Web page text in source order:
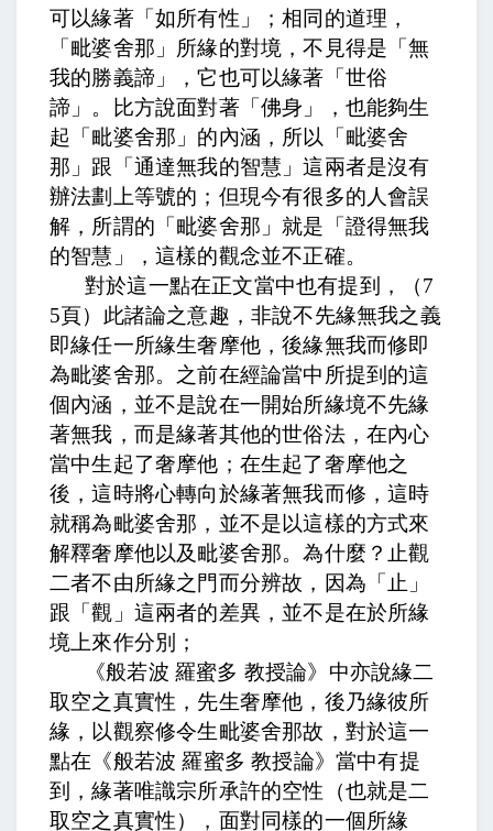
可以緣著「如所有性」；相同的道理，
「毗婆舍那」所緣的對境，不見得是「無
我的勝義諦」，它也可以緣著「世俗
諦」。比方說面對著「佛身」，也能夠生
起「毗婆舍那」的內涵，所以「毗婆舍
那」跟「通達無我的智慧」這兩者是沒有
辦法劃上等號的；但現今有很多的人會誤
解，所謂的「毗婆舍那」就是「證得無我
的智慧」，這樣的觀念並不正確。
對於這一點在正文當中也有提到，
（7
5頁）此諸論之意趣，非說不先緣無我之義
即緣任一所緣生奢摩他，後緣無我而修即
為毗婆舍那。 之前在經論當中所提到的這
個內涵，並不是說在一開始所緣境不先緣
著無我，而是緣著其他的世俗法，在內心
當中生起了奢摩他；在生起了奢摩他之
後，這時將心轉向於緣著無我而修，這時
就稱為毗婆舍那，並不是以這樣的方式來
解釋奢摩他以及毗婆舍那。為什麼？ 止觀
二者不由所緣之門而分辨故， 因為「止」
跟「觀」這兩者的差異，並不是在於所緣
境上來作分別
；
《般若波 羅蜜多 教授論》中亦說緣二
取空之真實性，先生奢摩他，後乃緣彼所
緣，以觀察修令生毗婆舍那故， 對於這一
點在《般若波 羅蜜多 教授論》當中有提
到，緣著唯識宗所承許的空性（也就是二
取空之真實性），面對同樣的一個所緣